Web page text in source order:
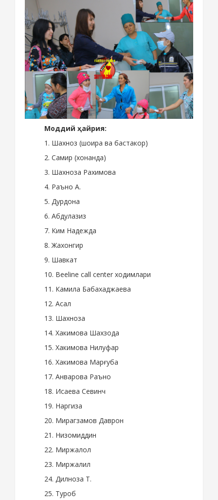
Моддий ҳайрия:
1. Шахноз (шоира ва бастакор)
2. Самир (хонанда)
3. Шахноза Рахимова
4. Раъно А.
5. Дурдона
6. Абдулазиз
7. Ким Надежда
8. Жахонгир
9. Шавкат
10. Beeline call center ходимлари
11. Камила Бабахаджаева
12. Асал
13. Шахноза
14. Хакимова Шахзода
15. Хакимова Нилуфар
16. Хакимова Марғуба
17. Анварова Раъно
18. Исаева Севинч
19. Наргиза
20. Мирагзамов Даврон
21. Низомиддин
22. Миржалол
23. Миржалил
24. Дилноза Т.
25. Туроб